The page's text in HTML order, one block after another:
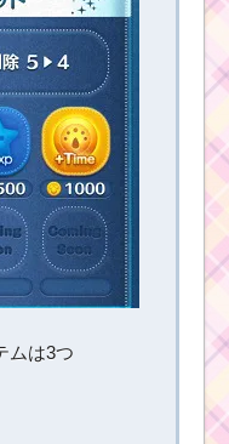
でスキルを合
使うミッション
アする
1プレイで250
を消すための
で16チェーン
た方法
ムは3つ